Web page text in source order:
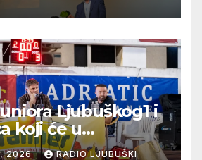
Ljubuškog1 i
koji će u
susretu
2026 RADIO LJUBUŠKI